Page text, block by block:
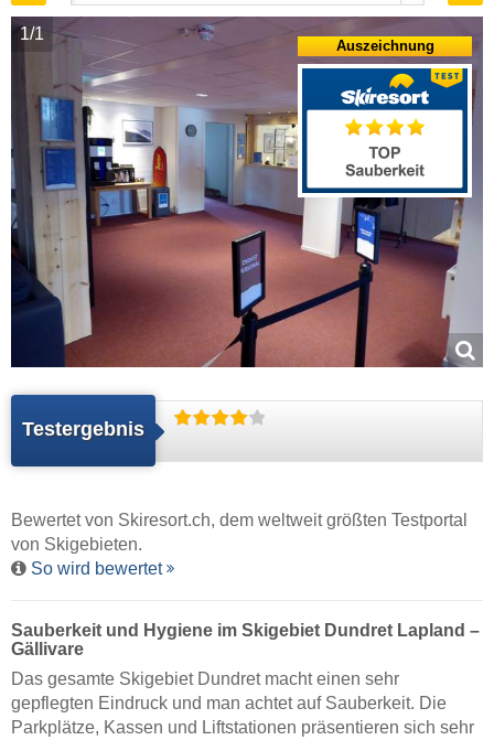
1/1
Testergebnis
Auszeichnung
Bewertet von Skiresort.ch, dem weltweit größten Testportal
von Skigebieten.
So wird bewertet
Sauberkeit und Hygiene im Skigebiet Dundret Lapland –
Gällivare
Das gesamte Skigebiet Dundret macht einen sehr
gepflegten Eindruck und man achtet auf Sauberkeit. Die
Parkplätze, Kassen und Liftstationen präsentieren sich sehr